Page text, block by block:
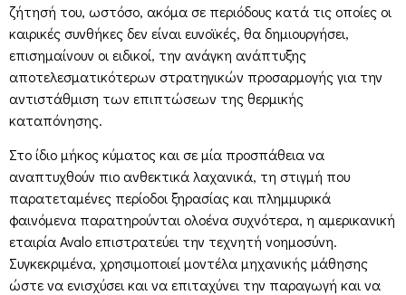
ζήτησή του, ωστόσο, ακόμα σε περιόδους κατά τις οποίες οι
καιρικές συνθήκες δεν είναι ευνοϊκές, θα δημιουργήσει,
επισημαίνουν οι ειδικοί, την ανάγκη ανάπτυξης
αποτελεσματικότερων στρατηγικών προσαρμογής για την
αντιστάθμιση των επιπτώσεων της θερμικής
καταπόνησης.
Στο ίδιο μήκος κύματος και σε μία προσπάθεια να
αναπτυχθούν πιο ανθεκτικά λαχανικά, τη στιγμή που
παρατεταμένες περίοδοι ξηρασίας και πλημμυρικά
φαινόμενα παρατηρούνται ολοένα συχνότερα, η αμερικανική
εταιρία Avalo επιστρατεύει την τεχνητή νοημοσύνη.
Συγκεκριμένα, χρησιμοποιεί μοντέλα μηχανικής μάθησης
ώστε να ενισχύσει και να επιταχύνει την παραγωγή και να